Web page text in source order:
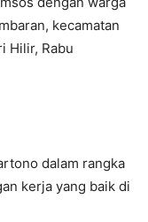
kecamatan
Hilir, Rabu
dalam rangka
kerja yang baik di